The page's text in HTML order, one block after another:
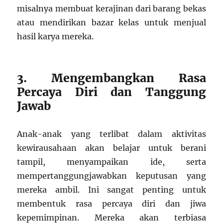
misalnya membuat kerajinan dari barang bekas
atau mendirikan bazar kelas untuk menjual
hasil karya mereka.
3. Mengembangkan Rasa
Percaya Diri dan Tanggung
Jawab
Anak-anak yang terlibat dalam aktivitas
kewirausahaan akan belajar untuk berani
tampil, menyampaikan ide, serta
mempertanggungjawabkan keputusan yang
mereka ambil. Ini sangat penting untuk
membentuk rasa percaya diri dan jiwa
kepemimpinan. Mereka akan terbiasa